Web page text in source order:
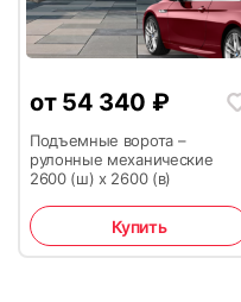
43
45
от 54 340 ₽
Подъемные ворота –
рулонные механические
2600 (ш) х 2600 (в)
Купить